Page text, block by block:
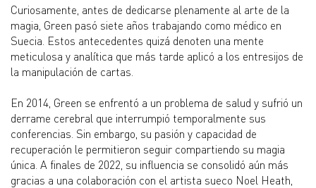
Curiosamente, antes de dedicarse plenamente al arte de la
magia, Green pasó siete años trabajando como médico en
Suecia. Estos antecedentes quizá denoten una mente
meticulosa y analítica que más tarde aplicó a los entresijos de
la manipulación de cartas.
En 2014, Green se enfrentó a un problema de salud y sufrió un
derrame cerebral que interrumpió temporalmente sus
conferencias. Sin embargo, su pasión y capacidad de
recuperación le permitieron seguir compartiendo su magia
única. A finales de 2022, su influencia se consolidó aún más
gracias a una colaboración con el artista sueco Noel Heath,